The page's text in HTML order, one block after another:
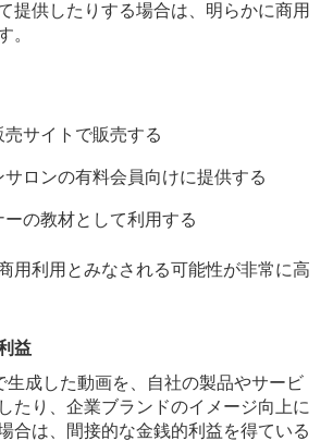
提供したりする場合は、明らかに商用
。
サイトで販売する
サロンの有料会員向けに提供する
の教材として利用する
用利用とみなされる可能性が非常に高
益
生成した動画を、自社の製品やサービ
たり、企業ブランドのイメージ向上に
合は、間接的な金銭的利益を得ている